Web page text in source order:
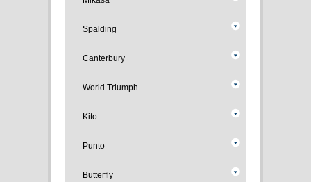
Spalding
Canterbury
World Triumph
Kito
Punto
Butterfly